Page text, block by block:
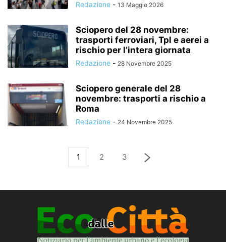
Redazione - 13 Maggio 2026
Sciopero del 28 novembre:
trasporti ferroviari, Tpl e aerei a
rischio per l’intera giornata
Redazione - 28 Novembre 2025
Sciopero generale del 28
novembre: trasporti a rischio a
Roma
Redazione - 24 Novembre 2025
1 2 3